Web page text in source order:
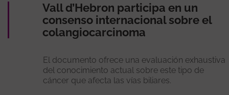
Vall d’Hebron participa en un
consenso internacional sobre el
colangiocarcinoma
El documento ofrece una evaluación exhaustiva
del conocimiento actual sobre este tipo de
cáncer que afecta las vías biliares.